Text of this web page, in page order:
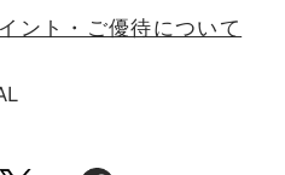
ント・ご優待について